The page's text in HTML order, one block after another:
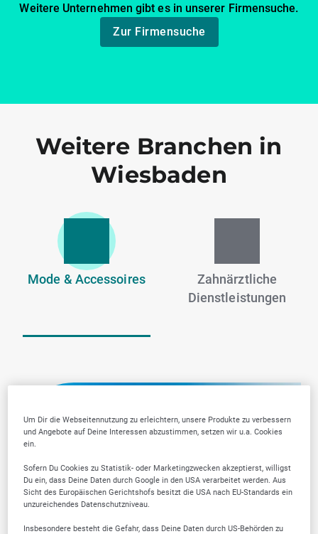
Weitere Unternehmen gibt es in unserer Firmensuche.
Zur Firmensuche
Weitere Branchen in
Wiesbaden
Mode & Accessoires
Zahnärztliche
Dienstleistungen
Um Dir die Webseitennutzung zu erleichtern, unsere Produkte zu verbessern
und Angebote auf Deine Interessen abzustimmen, setzen wir u.a. Cookies
ein.
Sofern Du Cookies zu Statistik- oder Marketingzwecken akzeptierst, willigst
Du ein, dass Deine Daten durch Google in den USA verarbeitet werden. Aus
Sicht des Europäischen Gerichtshofs besitzt die USA nach EU-Standards ein
unzureichendes Datenschutzniveau.
Insbesondere besteht die Gefahr, dass Deine Daten durch US-Behörden zu